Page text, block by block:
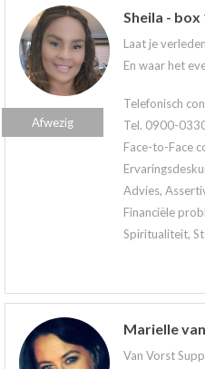
Sheila - box
Laat je
En waar het
Telefonisch
Tel. 0900-
Face-to-Face
Advies,
Financiële
Spiritualiteit,
Afwezig
Marielle
Van Vorst